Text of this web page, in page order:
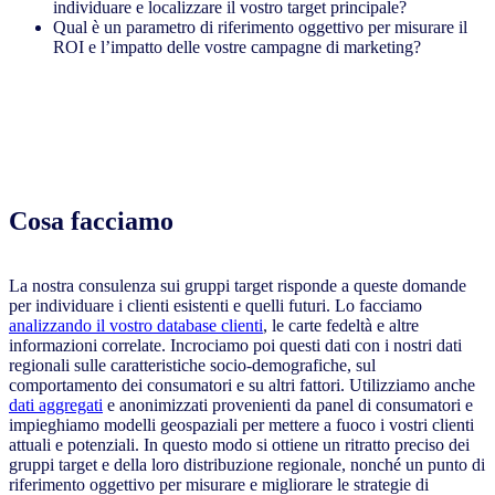
individuare e localizzare il vostro target principale?
Qual è un parametro di riferimento oggettivo per misurare il
ROI e l’impatto delle vostre campagne di marketing?
Cosa facciamo
La nostra consulenza sui gruppi target risponde a queste domande
per individuare i clienti esistenti e quelli futuri. Lo facciamo
analizzando il vostro database clienti, le carte fedeltà e altre
informazioni correlate. Incrociamo poi questi dati con i nostri dati
regionali sulle caratteristiche socio-demografiche, sul
comportamento dei consumatori e su altri fattori. Utilizziamo anche
dati aggregati e anonimizzati provenienti da panel di consumatori e
impieghiamo modelli geospaziali per mettere a fuoco i vostri clienti
attuali e potenziali. In questo modo si ottiene un ritratto preciso dei
gruppi target e della loro distribuzione regionale, nonché un punto di
riferimento oggettivo per misurare e migliorare le strategie di